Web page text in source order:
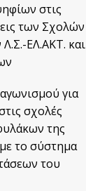
στις
των Σχολών
ΕΛ.ΑΚΤ. και
για
σχολές
της
το σύστημα
του